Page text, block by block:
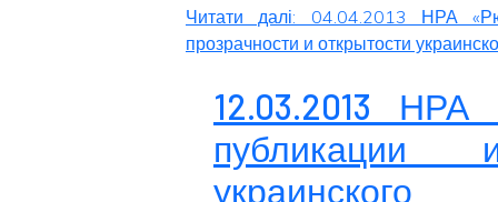
Читати далі: 04.04.2013 НРА
прозрачности и открытости
12.03.2013
публикации
украинского